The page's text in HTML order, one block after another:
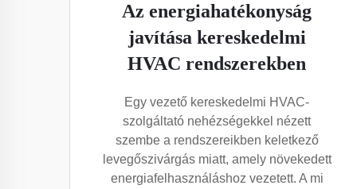
Az energiahatékonyság
javítása kereskedelmi
HVAC rendszerekben
Egy vezető kereskedelmi HVAC-
szolgáltató nehézségekkel nézett
szembe a rendszereikben keletkező
levegőszivárgás miatt, amely növekedett
energiafelhasználáshoz vezetett. A mi